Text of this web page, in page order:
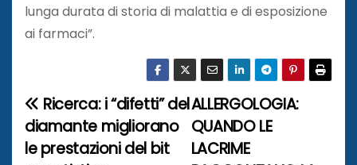
lunga durata di storia di malattia e di esposizione
ai farmaci”.
N
a
ALLERGOLOGIA:
QUANDO LE
LACRIME
Ricerca: i “difetti” del
diamante migliorano
le prestazioni del bit